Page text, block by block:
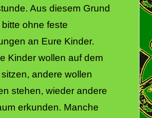
Aus diesem Grund
bitte ohne feste
an Eure Kinder.
Kinder wollen auf dem
andere wollen
stehen, wieder andere
erkunden. Manche